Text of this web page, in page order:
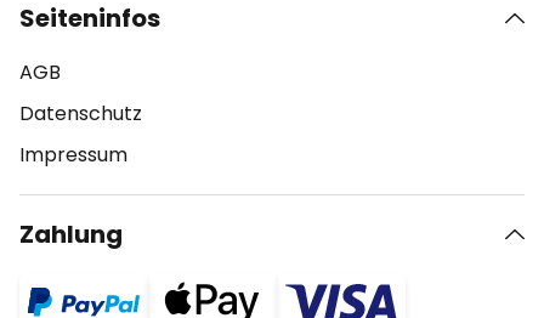
Seiteninfos
AGB
Datenschutz
Impressum
Zahlung